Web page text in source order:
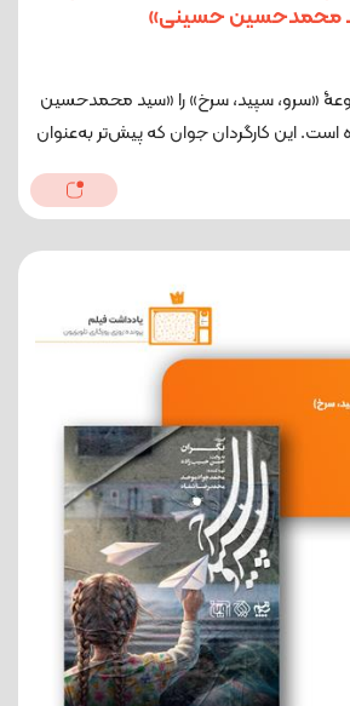
محمدحسین حسینی»
«سرو، سپید، سرخ» را «سید محمدحسین
است. این کارگردان جوان که پیش‌تر به‌عنوان